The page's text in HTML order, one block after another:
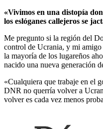
«Vivimos en una distopía
los eslóganes callejeros se
Me pregunto si la región del
control de Ucrania, y mi amigo
la mayoría de los lugareños
nacido una nueva generación
«Cualquiera que trabaje en el
DNR no querría volver a
volver es cada vez menos